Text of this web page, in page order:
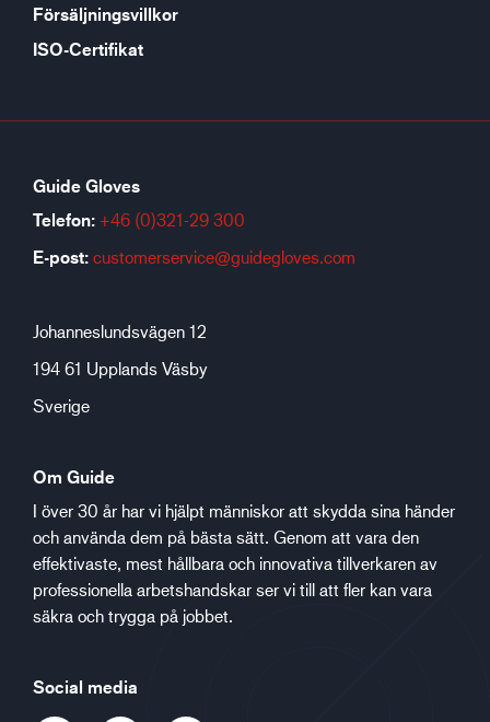
Försäljningsvillkor
ISO-Certifikat
Guide Gloves
Telefon: +46 (0)321-29 300
E-post: customerservice@guidegloves.com
Johanneslundsvägen 12
194 61 Upplands Väsby
Sverige
Om Guide
I över 30 år har vi hjälpt människor att skydda sina händer
och använda dem på bästa sätt. Genom att vara den
effektivaste, mest hållbara och innovativa tillverkaren av
professionella arbetshandskar ser vi till att fler kan vara
säkra och trygga på jobbet.
Social media